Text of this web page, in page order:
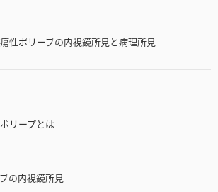
性ポリープの内視鏡所見と病理所見 -
リープとは
の内視鏡所見